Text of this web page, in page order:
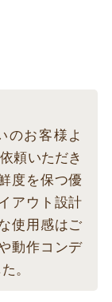
のお客様よ
頼いただき
度を保つ優
アウト設計
使用感はご
動作コンデ
。